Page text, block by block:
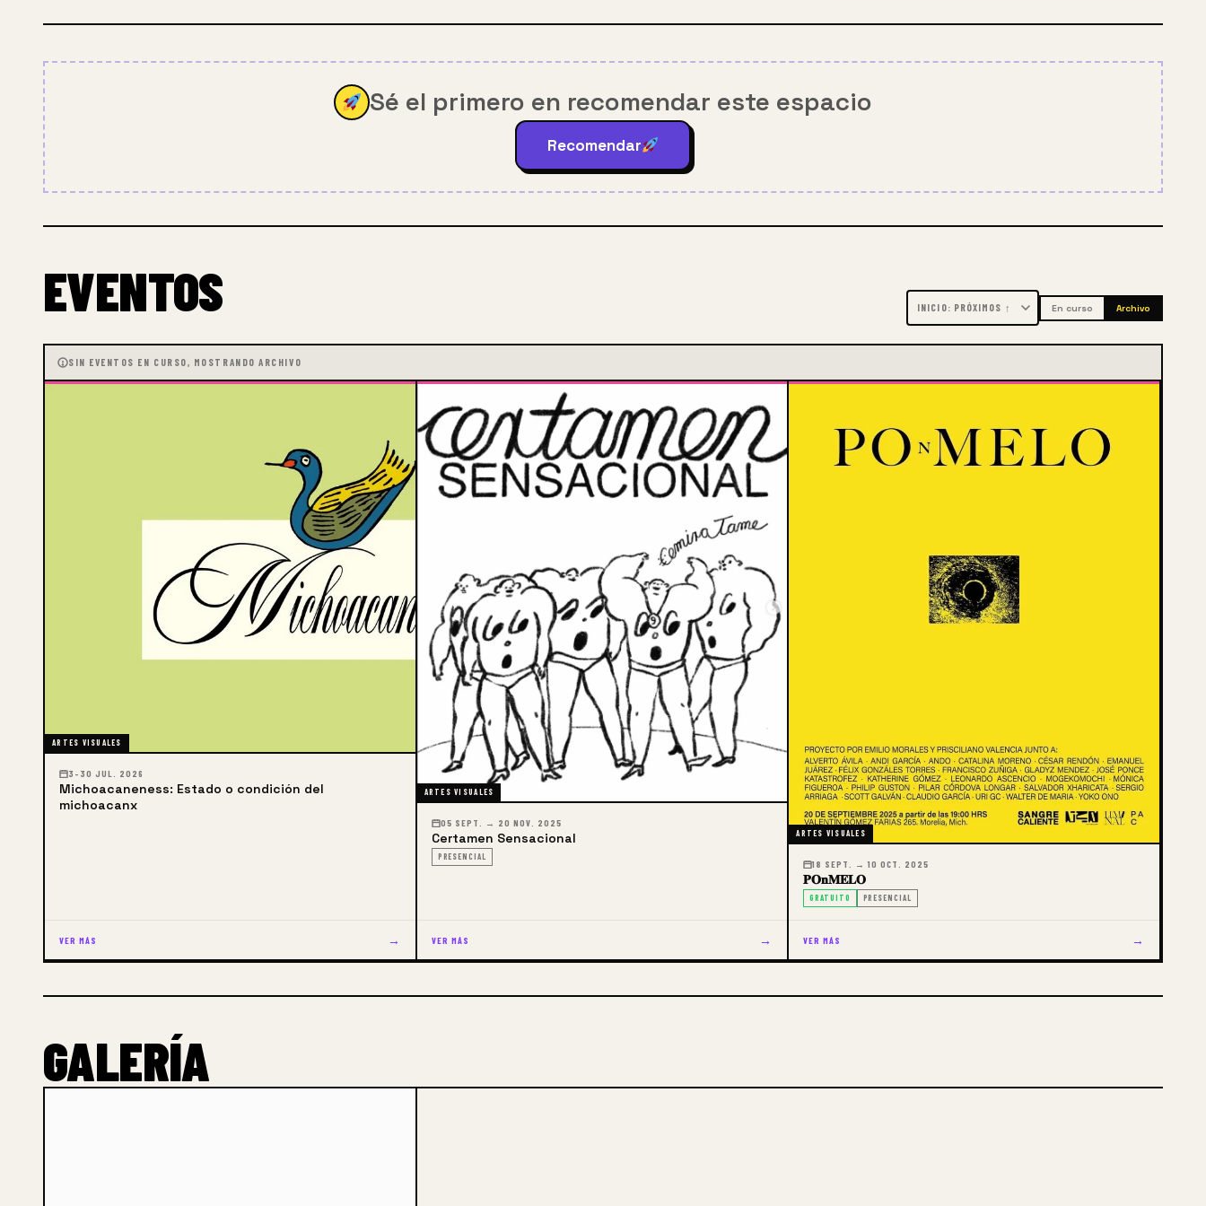
Sé el primero en recomendar este espacio
Recomendar
EVENTOS En curso Archivo
SIN EVENTOS EN CURSO, MOSTRANDO ARCHIVO
ARTES VISUALES
3–30 JUL. 2026
Michoacaneness: Estado o condición del
michoacanx
VER MÁS →
ARTES VISUALES
05 SEPT. → 20 NOV. 2025
Certamen Sensacional
PRESENCIAL
VER MÁS →
ARTES VISUALES
18 SEPT. → 10 OCT. 2025
𝐏𝐎𝐧𝐌𝐄𝐋𝐎
GRATUITO PRESENCIAL
VER MÁS →
GALERÍA